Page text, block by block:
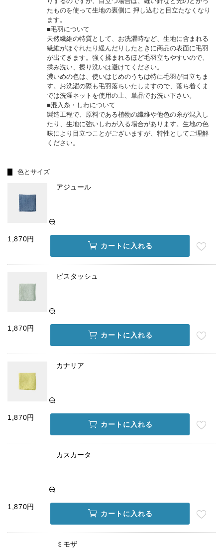
たものを使って⽣地の裏側に 押し込むと⽬⽴たなくなり
ます。
■毛羽について
天然繊維の特質として、お洗濯時など、生地に含まれる
繊維がほぐれたり緩んだりしたときに商品の表面に毛羽
が出てきます。強く揉まれるほど毛羽立ちやすいので、
揉み洗い、擦り洗いは避けてください。
濃いめの色は、使いはじめのうちは特に毛羽が目立ちま
す。お洗濯の際も毛羽落ちいたしますので、落ち着くま
では洗濯ネットを使用の上、単品でお洗い下さい。
■混入糸・しわについて
製造工程で、原料である植物の繊維や他色の糸が混入し
たり、生地に強いしわが入る場合があります。生地の色
味により目立つことがございますが、特性としてご理解
ください。
色とサイズ
アジュール
1,870円
カートに入れる
ピスタッシュ
1,870円
カートに入れる
カナリア
1,870円
カートに入れる
カスカータ
1,870円
カートに入れる
ミモザ